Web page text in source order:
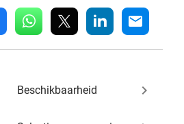
whatsapp linkedin mail
Beschikbaarheid keyboard_arrow_right